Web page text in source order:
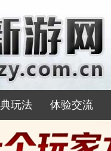
玩法 体验交流